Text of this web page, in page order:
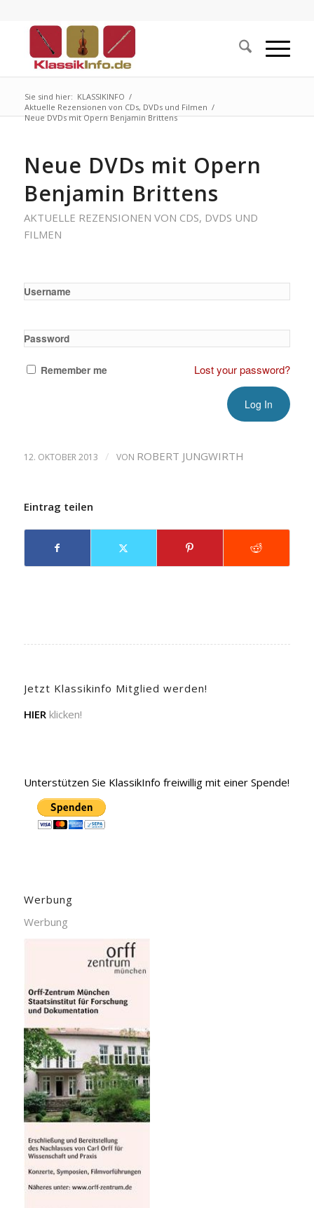
Sie sind hier: KLASSIKINFO /
Aktuelle Rezensionen von CDs, DVDs und Filmen /
Neue DVDs mit Opern Benjamin Brittens
Neue DVDs mit Opern
Benjamin Brittens
AKTUELLE REZENSIONEN VON CDS, DVDS UND
FILMEN
Username
Password
Remember me Lost your password?
12. OKTOBER 2013 / VON ROBERT JUNGWIRTH
Eintrag teilen
Jetzt Klassikinfo Mitglied werden!
HIER klicken!
Unterstützen Sie KlassikInfo freiwillig mit einer Spende!
Werbung
Werbung